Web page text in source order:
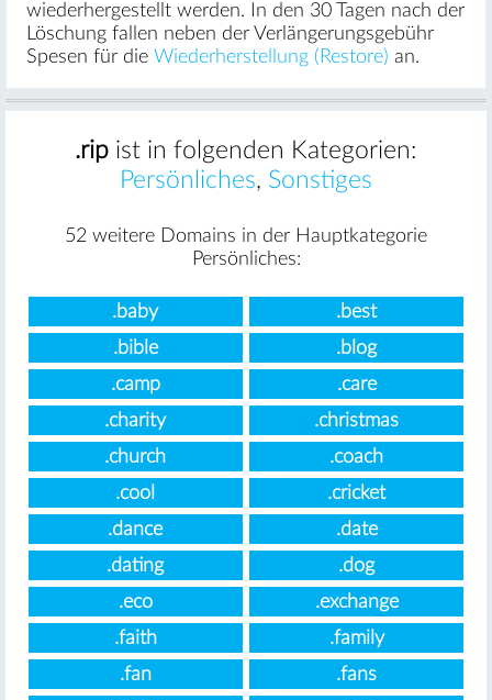
wiederhergestellt werden. In den 30 Tagen nach der
Löschung fallen neben der Verlängerungsgebühr
Spesen für die Wiederherstellung (Restore) an.
.rip ist in folgenden Kategorien:
Persönliches, Sonstiges
52 weitere Domains in der Hauptkategorie
Persönliches:
.baby
.best
.bible
.blog
.camp
.care
.charity
.christmas
.church
.coach
.cool
.cricket
.dance
.date
.dating
.dog
.eco
.exchange
.faith
.family
.fan
.fans